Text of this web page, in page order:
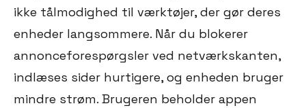
ikke tålmodighed til værktøjer, der gør deres
enheder langsommere. Når du blokerer
annonceforespørgsler ved netværkskanten,
indlæses sider hurtigere, og enheden bruger
mindre strøm. Brugeren beholder appen